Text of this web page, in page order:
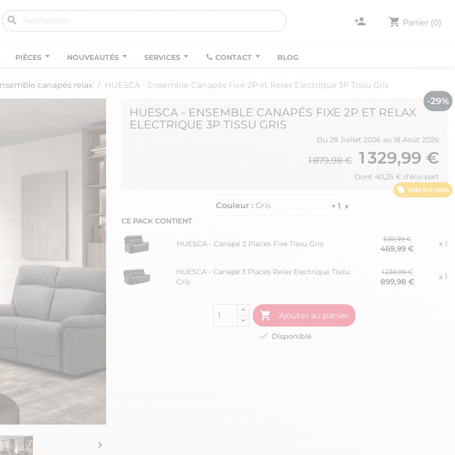
search person_add shopping_cart Panier (0)
PIÈCES NOUVEAUTÉS SERVICES CONTACT BLOG
canapés relax HUESCA - Ensemble Canapés Fixe 2P et Relax Electrique 3P Tissu Gris

Vide entrepôt
-29%
HUESCA - ENSEMBLE CANAPÉS FIXE 2P ET RELAX
ELECTRIQUE 3P TISSU GRIS
Du 28 Juillet 2026 au 18 Août 2026
1 879,98 € 1 329,99 €
Dont 40,25 € d'éco-part
Couleur : Gris + 1 arrow_right
CE PACK CONTIENT
HUESCA - Canapé 2 Places Fixe Tissu Gris
639,99 €
469,99 €
x 1
HUESCA - Canapé 3 Places Relax Electrique Tissu
Gris
1 239,99 €
899,98 €
x 1
 Ajouter au panier
 Disponible